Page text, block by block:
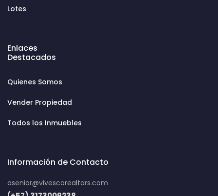
Lotes
Enlaces
Destacados
Quienes Somos
Vender Propiedad
Todos los Inmuebles
Información de Contacto
asenior@vivescorealtors.com